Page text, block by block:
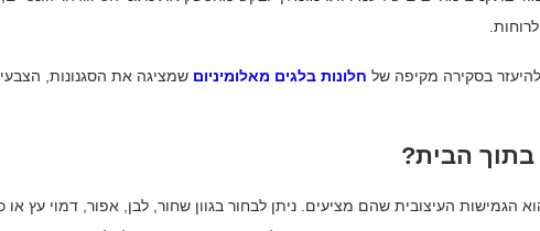
בסקירה מקיפה של חלונות בלגים מאלומיניום שמציגה את הסגנונות,
בתוך הבית?
הגמישות העיצובית שהם מציעים. ניתן לבחור בגוון שחור, לבן, אפור, דמוי עץ או